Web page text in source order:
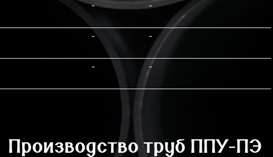
- -
- -
- -
Производство труб ППУ-ПЭ